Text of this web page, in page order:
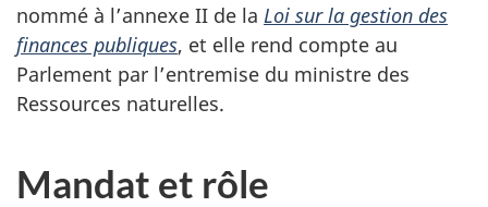
nommé à l’annexe II de la Loi sur la gestion des
finances publiques, et elle rend compte au
Parlement par l’entremise du ministre des
Ressources naturelles.
Mandat et rôle